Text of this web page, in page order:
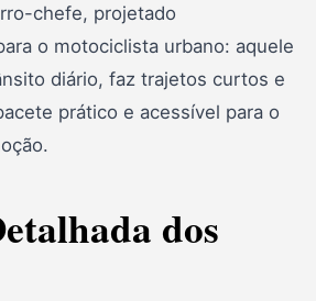
chefe, projetado
o motociclista urbano: aquele
diário, faz trajetos curtos e
prático e acessível para o
dos